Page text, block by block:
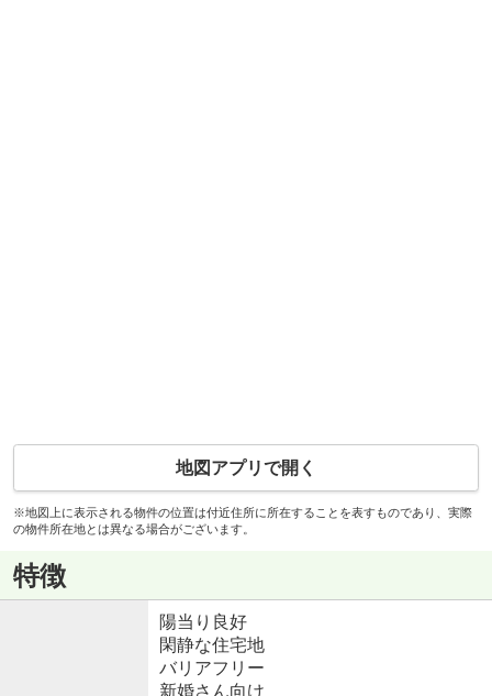
地図アプリで開く
※地図上に表示される物件の位置は付近住所に所在することを表すものであり、実際
の物件所在地とは異なる場合がございます。
特徴
陽当り良好
閑静な住宅地
バリアフリー
新婚さん向け